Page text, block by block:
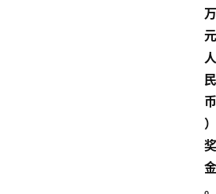
万
元
人
民
币
）
奖
金
。